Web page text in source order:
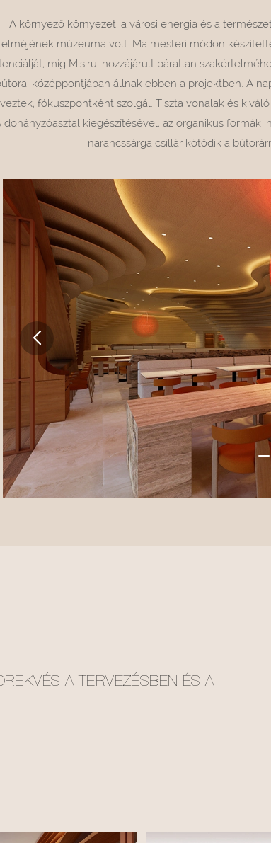
A környező környezet, a városi energia és a
elméjének múzeuma volt. Ma mesteri módon
míg Misirui hozzájárult páratlan
középpontjában állnak ebben a projektben. A
fókuszpontként szolgál. Tiszta vonalak és
dohányzóasztal kiegészítésével, az organikus
narancssárga csillár kötődik a
A TERVEZÉSBEN ÉS A